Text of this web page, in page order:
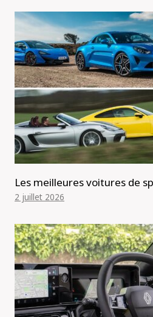
Les meilleures voitures de
2 juillet 2026